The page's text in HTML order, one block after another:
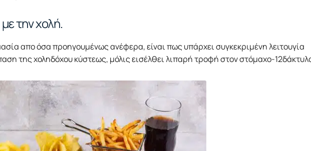
την χολή.
απο όσα προηγουμένως ανέφερα, είναι πως υπάρχει συγκεκριμένη λειτουγία
της χοληδόχου κύστεως, μόλις εισέλθει λιπαρή τροφή στον στόμαχο-